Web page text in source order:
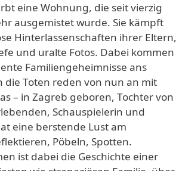
eine Wohnung, die seit vierzig
ausgemistet wurde. Sie kämpft
Hinterlassenschaften ihrer Eltern,
und uralte Fotos. Dabei kommen
Familiengeheimnisse ans
die Toten reden von nun an mit
– in Zagreb geboren, Tochter von
Schauspielerin und
eine berstende Lust am
Pöbeln, Spotten.
ist dabei die Geschichte einer